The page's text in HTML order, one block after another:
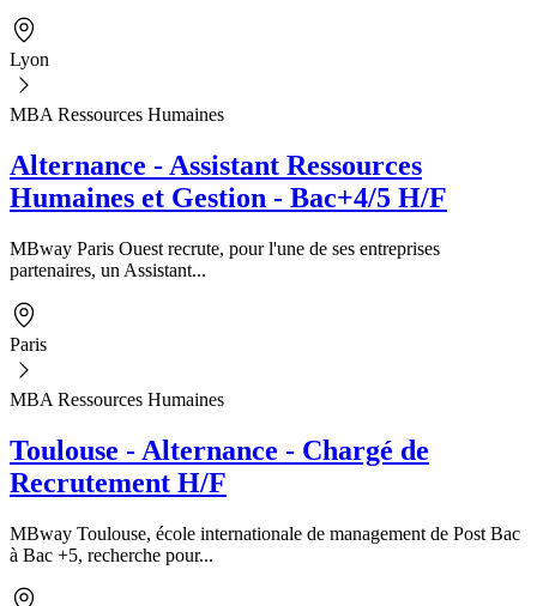
Lyon
MBA Ressources Humaines
Alternance - Assistant Ressources
Humaines et Gestion - Bac+4/5 H/F
MBway Paris Ouest recrute, pour l'une de ses entreprises
partenaires, un Assistant...
Paris
MBA Ressources Humaines
Toulouse - Alternance - Chargé de
Recrutement H/F
MBway Toulouse, école internationale de management de Post Bac
à Bac +5, recherche pour...